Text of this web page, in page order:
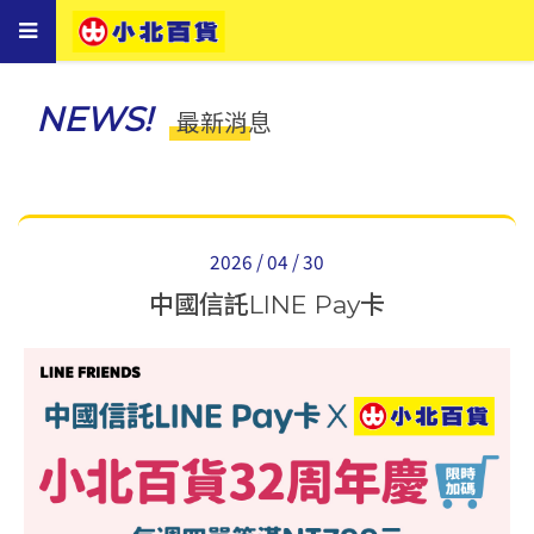
Toggle
navigation
NEWS! 最新消息
2026 / 04 / 30
中國信託LINE Pay卡